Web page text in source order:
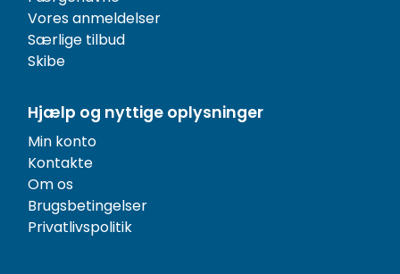
Vores anmeldelser
Særlige tilbud
Skibe
Hjælp og nyttige oplysninger
Min konto
Kontakte
Om os
Brugsbetingelser
Privatlivspolitik